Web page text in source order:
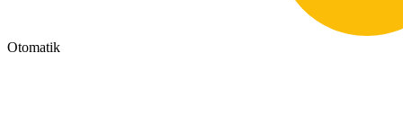
Otomatik